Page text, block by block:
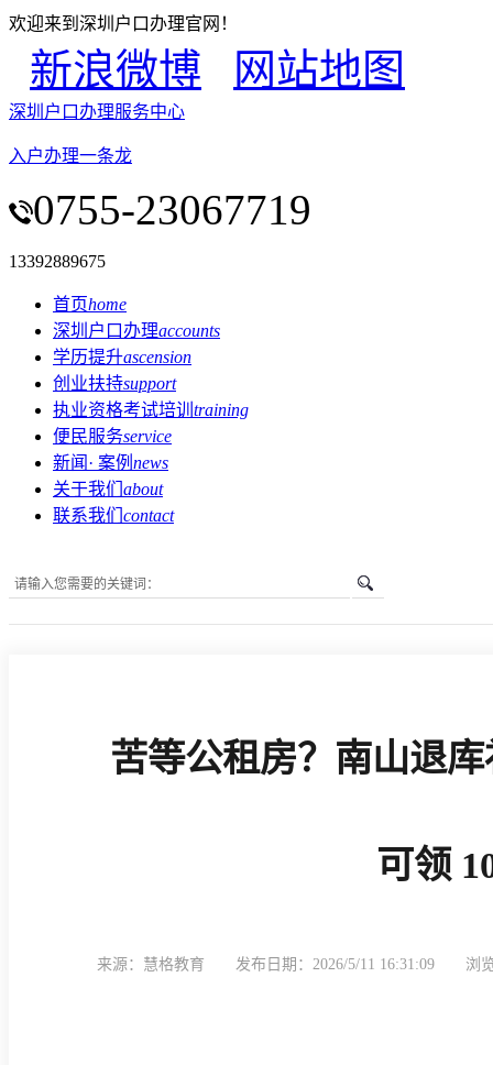
欢迎来到深圳户口办理官网！
新浪微博 网站地图
深圳户口办理服务中心
入户办理一条龙
0755-23067719
13392889675
首页home
深圳户口办理accounts
学历提升ascension
创业扶持support
执业资格考试培训 training
便民服务service
新闻· 案例 news
关于我们 about
联系我们 contact
苦等公租房？南山退库补贴政策重磅来袭！最高可领 10.53 万！
苦等公租房？南山退
可领
来源：慧格教育 发布日期：2026/5/11 16:31:09 浏